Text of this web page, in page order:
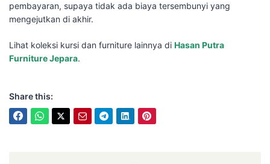
pembayaran, supaya tidak ada biaya tersembunyi yang
mengejutkan di akhir.
Lihat koleksi kursi dan furniture lainnya di Hasan Putra
Furniture Jepara.
Share this: